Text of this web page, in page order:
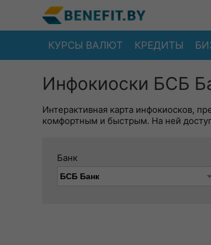
КУРСЫ ВАЛЮТ КРЕДИТЫ
Инфокиоски БСБ
Интерактивная карта инфокиосков,
комфортным и быстрым. На ней
Банк